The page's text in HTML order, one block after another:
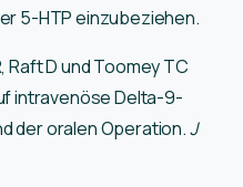
5-HTP einzubeziehen.
Raft D und Toomey TC
intravenöse Delta-9-
der oralen Operation.J